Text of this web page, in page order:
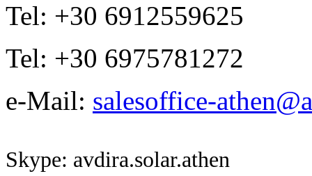
Tel: +30 6912559625
Tel: +30 6975781272
e-Mail: salesoffice-
Skype: avdira.solar.athen